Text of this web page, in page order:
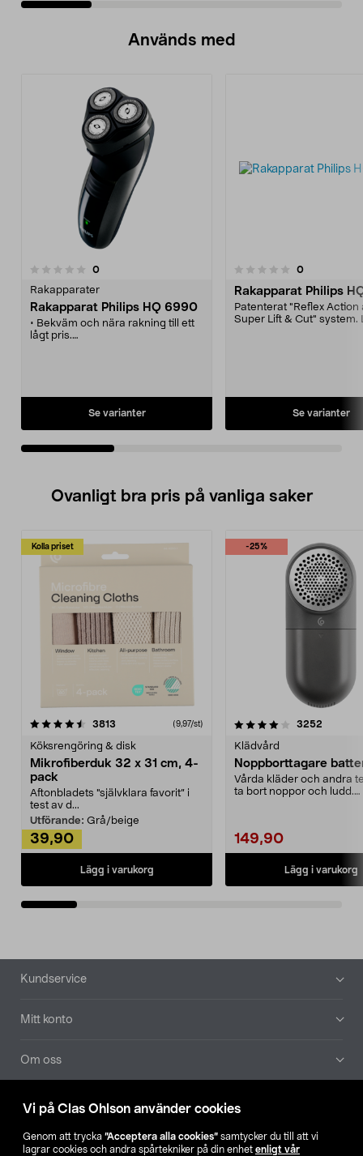
Vi på Clas Ohlson använder cookies
Genom att trycka ”Acceptera alla cookies” samtycker du till att vi
lagrar cookies och andra spårtekniker på din enhet enligt vår
Används med
0recensioner
Rakapparater
Rakapparat Philips HQ 6990
• Bekväm och nära rakning till ett
lågt pris.
• Skönt grepp.
Se varianter
0.0 av 5 stjärnor 0recensioner
Rakapparat Philips
Patenterat "Reflex Action
Super Lift & Cut" system.
Se varianter
0.0 av 5 stjärnor
Ovanligt bra pris på vanliga saker
Kolla priset
3813 (9,97/st)
Köksrengöring & disk
Mikrofiberduk 32 x 31 cm, 4-
pack
Aftonbladets "självklara favorit” i
test av d...
Utförande: Grå/beige
39,90
Lägg i varukorg
-25%
4.0av 5 stjärnor 3252
Klädvård
Noppborttagare
Vårda kläder och andra
ta bort noppor och ludd.
149,90
Lägg i varukorg
4.5av 5 stjärnor
Sidfot
Kundservice
Mitt konto
Om oss
Aktuellt
Våra bolag